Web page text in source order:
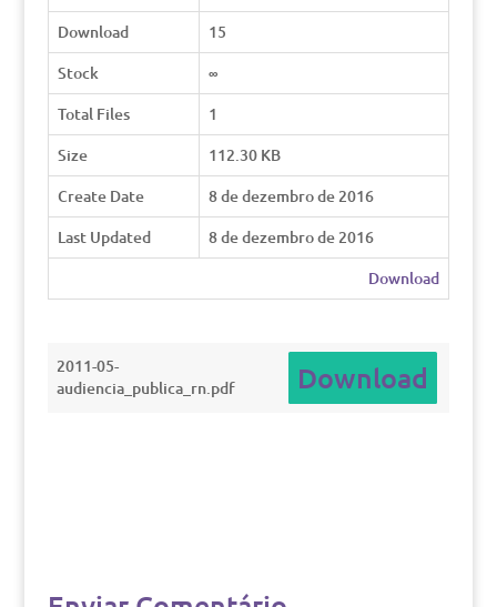
Download
15
Stock
∞
Total Files
1
Size
112.30 KB
Create Date
8 de dezembro de 2016
Last Updated
8 de dezembro de 2016
Download
2011-05-
audiencia_publica_rn.pdf
Download